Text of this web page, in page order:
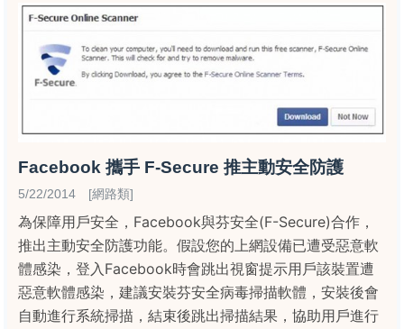
Facebook 攜手 F-Secure 推主動安全防護
5/22/2014 [網路類]
為保障用戶安全，Facebook與芬安全(F-Secure)合作，
推出主動安全防護功能。假設您的上網設備已遭受惡意軟
體感染，登入Facebook時會跳出視窗提示用戶該裝置遭
惡意軟體感染，建議安裝芬安全病毒掃描軟體，安裝後會
自動進行系統掃描，結束後跳出掃描結果，協助用戶進行